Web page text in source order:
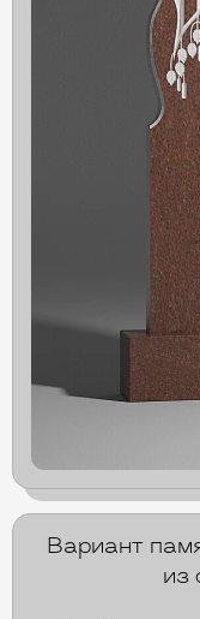
Вариант
из